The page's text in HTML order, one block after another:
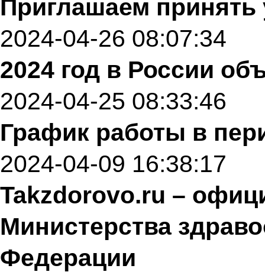
Приглашаем принять
2024-04-26 08:07:34
2024 год в России
2024-04-25 08:33:46
График работы в
2024-04-09 16:38:17
Takzdorovo.ru –
Министерства
Федерации